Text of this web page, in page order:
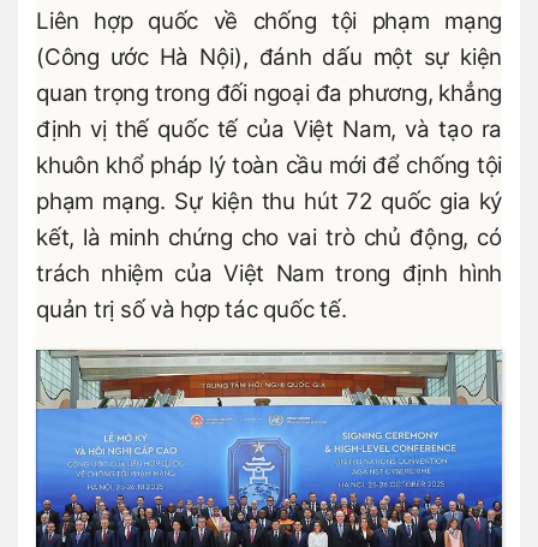
Liên hợp quốc về chống tội phạm mạng
(Công ước Hà Nội), đánh dấu một sự kiện
quan trọng trong đối ngoại đa phương, khẳng
định vị thế quốc tế của Việt Nam, và tạo ra
khuôn khổ pháp lý toàn cầu mới để chống tội
phạm mạng. Sự kiện thu hút 72 quốc gia ký
kết, là minh chứng cho vai trò chủ động, có
trách nhiệm của Việt Nam trong định hình
quản trị số và hợp tác quốc tế.